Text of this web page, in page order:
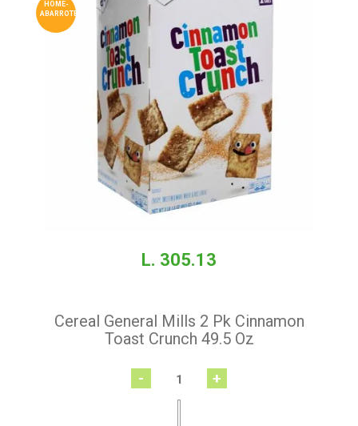
HOME-
ABARROTES
L. 305.13
Cereal General Mills 2 Pk Cinnamon
Toast Crunch 49.5 Oz
- +